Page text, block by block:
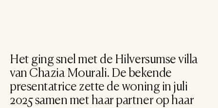
Het ging snel met de Hilversumse villa
van Chazia Mourali. De bekende
presentatrice zette de woning in juli
2025 samen met haar partner op haar